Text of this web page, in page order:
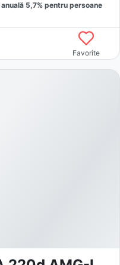
anuală 5,7% pentru persoane
Favorite